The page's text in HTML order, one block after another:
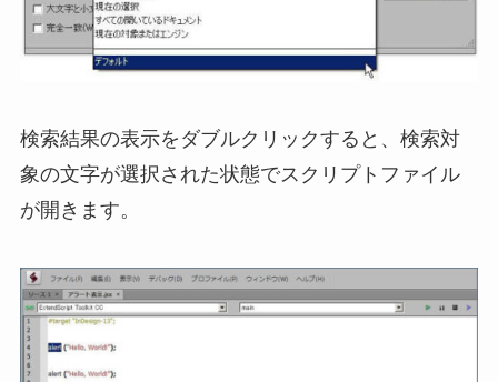
検索結果の表示をダブルクリックすると、検索対
象の文字が選択された状態でスクリプトファイル
が開きます。